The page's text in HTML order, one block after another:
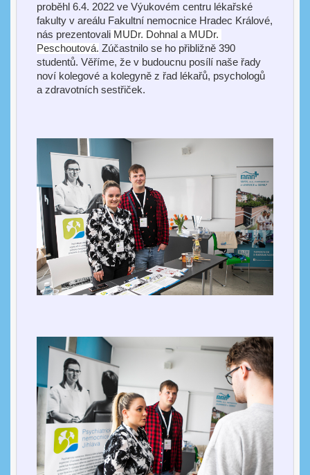
proběhl 6.4. 2022 ve Výukovém centru lékařské
fakulty v areálu Fakultní nemocnice Hradec Králové,
nás prezentovali MUDr. Dohnal a MUDr.
Peschoutová. Zúčastnilo se ho přibližně 390
studentů. Věříme, že v budoucnu posílí naše řady
noví kolegové a kolegyně z řad lékařů, psychologů
a zdravotních sestřiček.